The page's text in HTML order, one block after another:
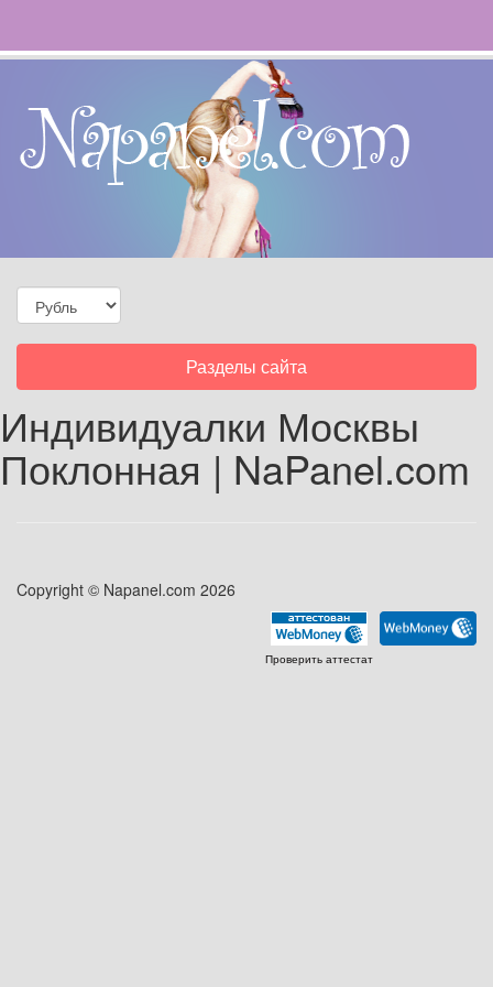
Toggle
navigation
Разделы сайта
Индивидуалки Москвы
Поклонная | NaPanel.com
Copyright © Napanel.com 2026
Проверить аттестат